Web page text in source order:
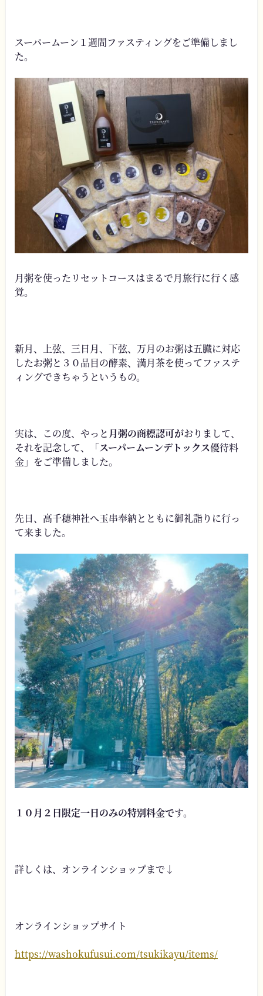
スーパームーン１週間ファスティングをご準備しまし
た。
月粥を使ったリセットコースはまるで月旅行に行く感
覚。
新月、上弦、三日月、下弦、万月のお粥は五臓に対応
したお粥と３０品目の酵素、満月茶を使ってファステ
ィングできちゃうというもの。
実は、この度、やっと 月粥の商標認可がおりまして、
それを記念して、「スーパームーンデトックス優待料
金」をご準備しました。
先日、高千穂神社へ玉串奉納とともに御礼詣りに行っ
て来ました。
１０月２日限定一日のみの特別料金です。
詳しくは、オンラインショップまで↓
オンラインショップサイト
https://washokufusui.com/tsukikayu/items/